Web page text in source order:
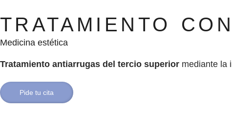
TRATAMIENTO
Medicina estética
Tratamiento antiarrugas del tercio superior mediante la
Pide tu cita